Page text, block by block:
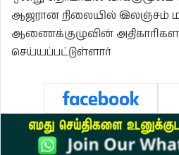
ஆஜரான நிலையில் இலஞ்சம்
ஆணைக்குழுவின்
செய்யப்பட்டுள்ளார்